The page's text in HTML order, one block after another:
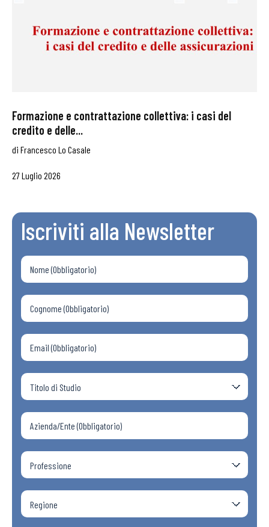
Formazione e contrattazione collettiva: i casi del
credito e delle...
di Francesco Lo Casale
27 Luglio 2026
Iscriviti alla Newsletter